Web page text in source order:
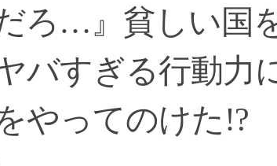
ろ…』貧しい国
バすぎる行動力
やってのけた!?